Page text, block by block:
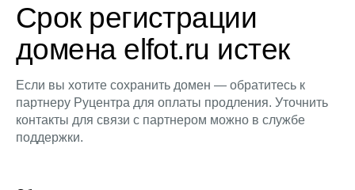
Срок регистрации
домена elfot.ru истек
Если вы хотите сохранить домен — обратитесь к
партнеру Руцентра для оплаты продления. Уточнить
контакты для связи с партнером можно в службе
поддержки.